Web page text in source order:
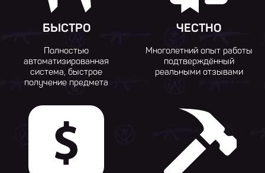
БЫСТРО
Полностью
автоматизированная
система, быстрое
получение предмета
ЧЕСТНО
Многолетний опыт работы
подтверждённый
реальными отзывами